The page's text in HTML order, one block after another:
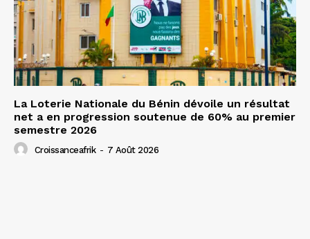
La Loterie Nationale du Bénin dévoile un résultat
net a en progression soutenue de 60% au premier
semestre 2026
Croissanceafrik - 7 Août 2026